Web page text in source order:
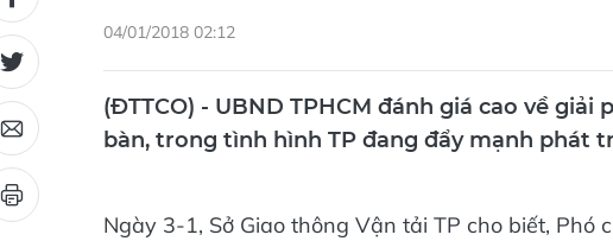
04/01/2018 02:12
(ĐTTCO) - UBND TPHCM đánh giá cao về
bàn, trong tình hình TP đang đẩy mạnh phát
Ngày 3-1, Sở Giao thông Vận tải TP cho biết, Phó